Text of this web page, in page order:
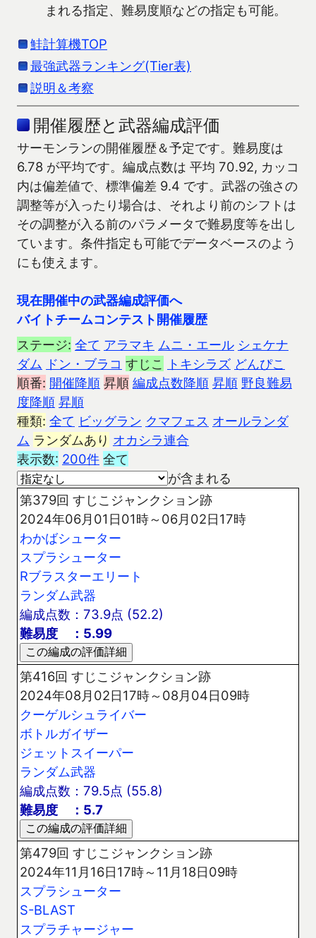
まれる指定、難易度順などの指定も可能。
鮭計算機TOP
最強武器ランキング(Tier表)
説明＆考察
開催履歴と武器編成評価
サーモンランの開催履歴＆予定です。難易度は
6.78 が平均です。編成点数は 平均 70.92, カッコ
内は偏差値で、標準偏差 9.4 です。武器の強さの
調整等が入ったり場合は、それより前のシフトは
その調整が入る前のパラメータで難易度等を出し
ています。条件指定も可能でデータベースのよう
にも使えます。
現在開催中の武器編成評価へ
バイトチームコンテスト開催履歴
ステージ: 全て アラマキ ムニ・エール シェケナ
ダム ドン・ブラコ すじこ トキシラズ どんぴこ
順番: 開催降順 昇順 編成点数降順 昇順 野良難易
度降順 昇順
種類: 全て ビッグラン クマフェス オールランダ
ム ランダムあり オカシラ連合
表示数: 200件 全て
が含まれる
第379回 すじこジャンクション跡
2024年06月01日01時～06月02日17時
わかばシューター
スプラシューター
Rブラスターエリート
ランダム武器
編成点数：73.9点 (52.2)
難易度 ：5.99
第416回 すじこジャンクション跡
2024年08月02日17時～08月04日09時
クーゲルシュライバー
ボトルガイザー
ジェットスイーパー
ランダム武器
編成点数：79.5点 (55.8)
難易度 ：5.7
第479回 すじこジャンクション跡
2024年11月16日17時～11月18日09時
スプラシューター
S-BLAST
スプラチャージャー